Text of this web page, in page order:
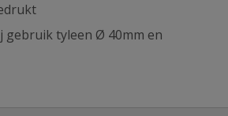
gebruik tyleen Ø 40mm en